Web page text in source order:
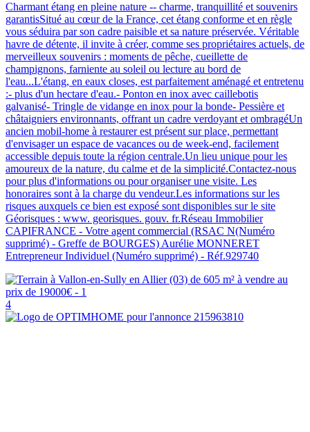
Charmant étang en pleine nature -- charme, tranquillité et souvenirs
garantisSitué au cœur de la France, cet étang conforme et en règle
vous séduira par son cadre paisible et sa nature préservée. Véritable
havre de détente, il invite à créer, comme ses propriétaires actuels, de
merveilleux souvenirs : moments de pêche, cueillette de
champignons, farniente au soleil ou lecture au bord de
l'eau...L'étang, en eaux closes, est parfaitement aménagé et entretenu
:- plus d'un hectare d'eau.- Ponton en inox avec caillebotis
galvanisé- Tringle de vidange en inox pour la bonde- Pessière et
châtaigniers environnants, offrant un cadre verdoyant et ombragéUn
ancien mobil-home à restaurer est présent sur place, permettant
d'envisager un espace de vacances ou de week-end, facilement
accessible depuis toute la région centrale.Un lieu unique pour les
amoureux de la nature, du calme et de la simplicité.Contactez-nous
pour plus d'informations ou pour organiser une visite. Les
honoraires sont à la charge du vendeur.Les informations sur les
risques auxquels ce bien est exposé sont disponibles sur le site
Géorisques : www. georisques. gouv. fr.Réseau Immobilier
CAPIFRANCE - Votre agent commercial (RSAC N(Numéro
supprimé) - Greffe de BOURGES) Aurélie MONNERET
Entrepreneur Individuel (Numéro supprimé) - Réf.929740
4